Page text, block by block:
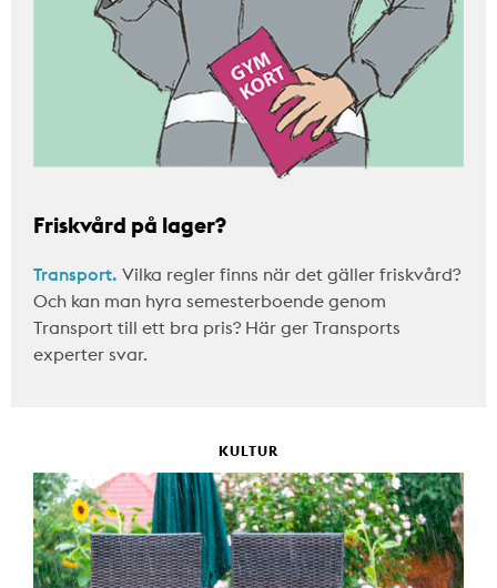
Friskvård på lager?
Transport. Vilka regler finns när det gäller friskvård?
Och kan man hyra semesterboende genom
Transport till ett bra pris? Här ger Transports
experter svar.
KULTUR